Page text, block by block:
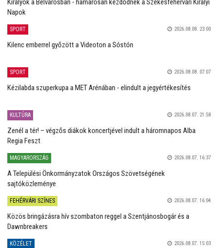
Napok
SPORT 2026.08.08. 23:00
Kilenc emberrel győzött a Videoton a Sóstón
SPORT 2026.08.08. 07:07
Kézilabda szuperkupa a MET Arénában - elindult a jegyértékesítés
KULTÚRA 2026.08.07. 21:58
Zenél a tér! – végzős diákok koncertjével indult a háromnapos Alba
Regia Feszt
MAGYARORSZÁG 2026.08.07. 16:37
A Települési Önkormányzatok Országos Szövetségének
sajtóközleménye
FEHÉRVÁRI SZÍNES 2026.08.07. 16:04
Közös bringázásra hív szombaton reggel a Szentjánosbogár és a
Dawnbreakers
KÖZÉLET 2026.08.07. 15:03